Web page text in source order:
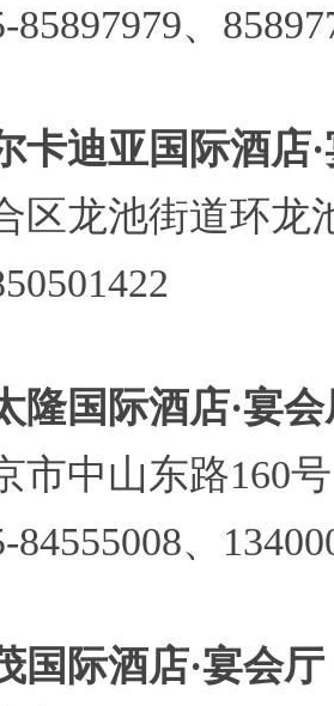
85897979、
卡迪亚国际酒店
区龙池街道环龙
隆国际酒店·宴会
市中山东路160号
84555008、
国际酒店·宴会厅